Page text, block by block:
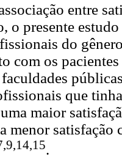
entre
o presente
do
com os
que
maior
menor
.